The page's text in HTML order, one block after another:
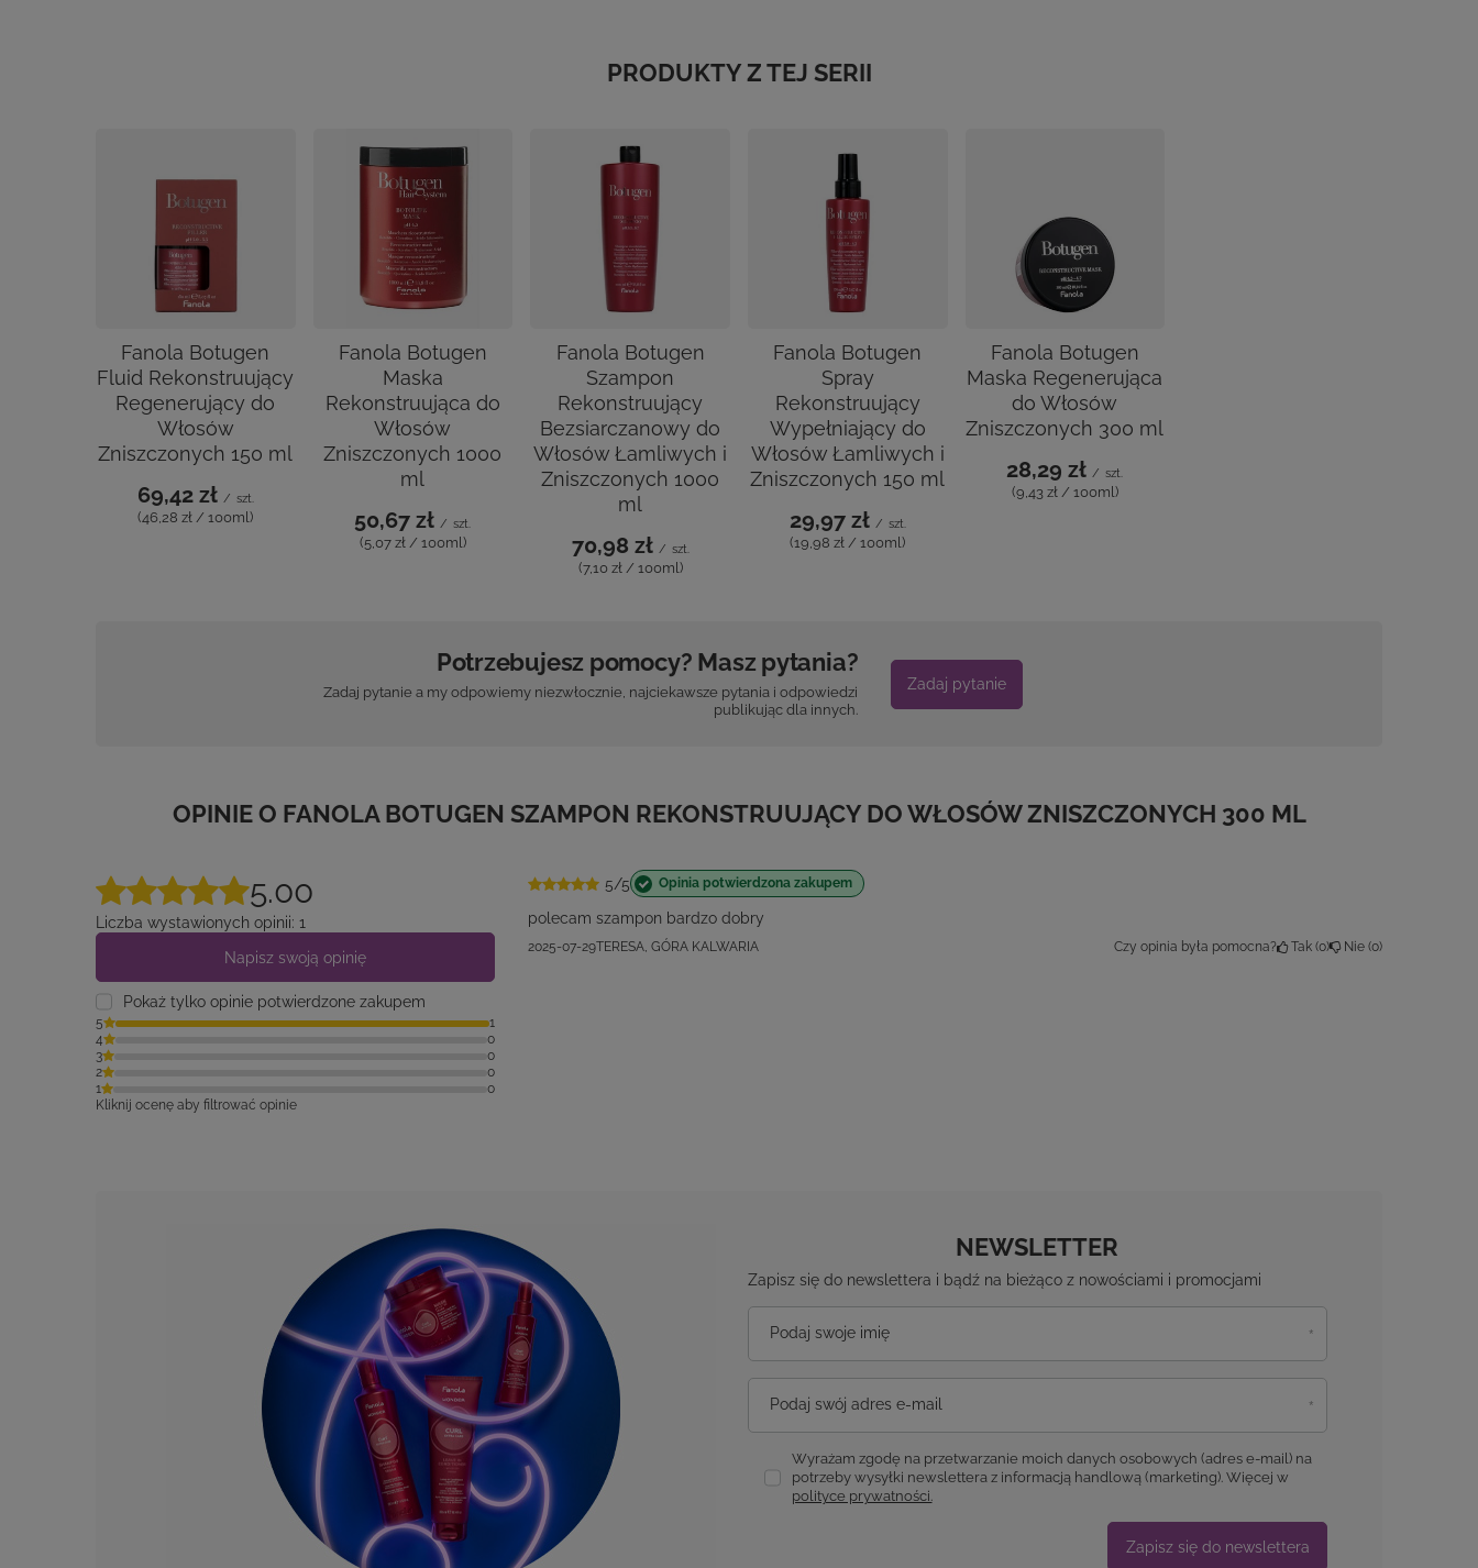
PRODUKTY Z TEJ SERII
Fanola Botugen
Fluid Rekonstruujący
Regenerujący do
Włosów
Zniszczonych 150 ml
69,42 zł / szt.
(46,28 zł / 100ml)
Fanola Botugen
Maska
Rekonstruująca do
Włosów
Zniszczonych 1000
ml
50,67 zł / szt.
(5,07 zł / 100ml)
Fanola Botugen
Szampon
Rekonstruujący
Bezsiarczanowy do
Włosów Łamliwych i
Zniszczonych 1000
ml
70,98 zł / szt.
(7,10 zł / 100ml)
Fanola Botugen
Spray
Rekonstruujący
Wypełniający do
Włosów Łamliwych i
Zniszczonych 150 ml
29,97 zł / szt.
(19,98 zł / 100ml)
Fanola Botugen
Maska Regenerująca
do Włosów
Zniszczonych 300 ml
28,29 zł / szt.
(9,43 zł / 100ml)
Potrzebujesz pomocy? Masz pytania?
Zadaj pytanie a my odpowiemy niezwłocznie, najciekawsze pytania i odpowiedzi
publikując dla innych.
Zadaj pytanie
OPINIE O FANOLA BOTUGEN SZAMPON REKONSTRUUJĄCY DO WŁOSÓW ZNISZCZONYCH 300 ML
5.00
Liczba wystawionych opinii: 1
Napisz swoją opinię
Pokaż tylko opinie potwierdzone zakupem
5
1
4
0
3
0
2
0
1
0
Kliknij ocenę aby filtrować opinie
5/5 Opinia potwierdzona zakupem
polecam szampon bardzo dobry
2025-07-29TERESA, GÓRA KALWARIA Czy opinia była pomocna? Tak 0 Nie 0
NEWSLETTER
Zapisz się do newslettera i bądź na bieżąco z nowościami i promocjami
Podaj swoje imię
Podaj swój adres e-mail
Wyrażam zgodę na przetwarzanie moich danych osobowych (adres e-mail) na
potrzeby wysyłki newslettera z informacją handlową (marketing). Więcej w
polityce prywatności.
Zapisz się do newslettera